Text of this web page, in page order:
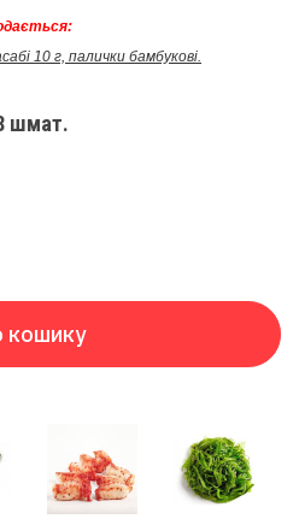
10 г, палички бамбукові.
шмат.
кошику